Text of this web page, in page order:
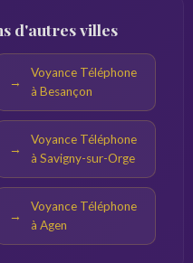
d'autres villes
Voyance Téléphone
à Besançon
Voyance Téléphone
à Savigny-sur-Orge
Voyance Téléphone
à Agen